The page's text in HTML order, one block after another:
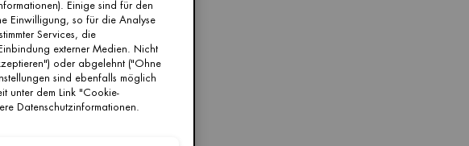
Einige sind für den
Einwilligung, so für die Analyse
Services, die
externer Medien. Nicht
oder abgelehnt ("Ohne
sind ebenfalls möglich
unter dem Link "Cookie-
Datenschutzinformationen.